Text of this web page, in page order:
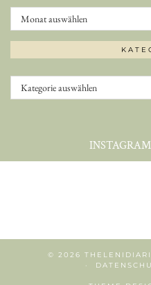
Archiv
Kategorien
INSTAGRAM
© 2026